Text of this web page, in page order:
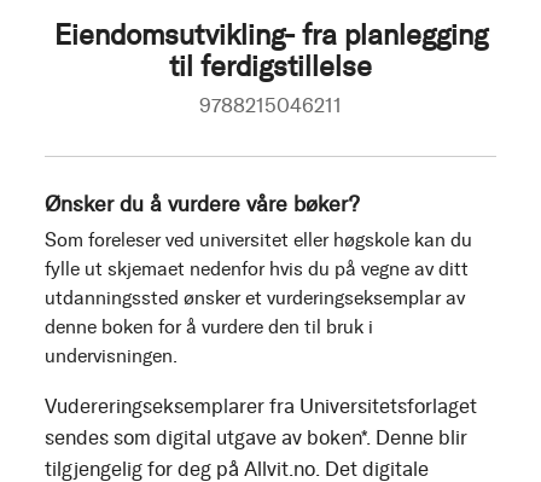
Eiendomsutvikling- fra planlegging
til ferdigstillelse
9788215046211
Ønsker du å vurdere våre bøker?
Som foreleser ved universitet eller høgskole kan du
fylle ut skjemaet nedenfor hvis du på vegne av ditt
utdanningssted ønsker et vurderingseksemplar av
denne boken for å vurdere den til bruk i
undervisningen.
Vudereringseksemplarer fra Universitetsforlaget
sendes som digital utgave av boken*. Denne blir
tilgjengelig for deg på Allvit.no. Det digitale